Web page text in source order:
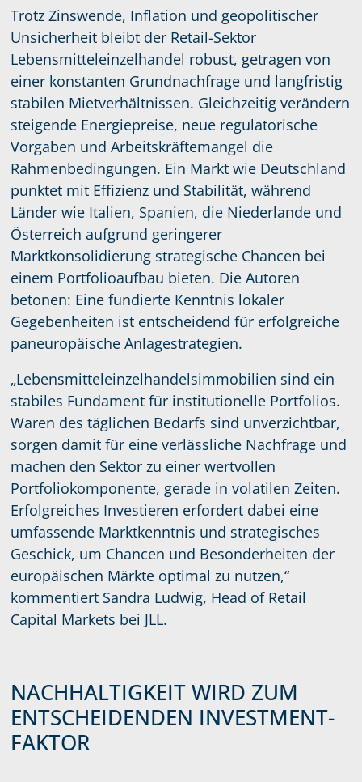
Trotz Zinswende, Inflation und geopolitischer
Unsicherheit bleibt der Retail-Sektor
Lebensmitteleinzelhandel robust, getragen von
einer konstanten Grundnachfrage und langfristig
stabilen Mietverhältnissen. Gleichzeitig verändern
steigende Energiepreise, neue regulatorische
Vorgaben und Arbeitskräftemangel die
Rahmenbedingungen. Ein Markt wie Deutschland
punktet mit Effizienz und Stabilität, während
Länder wie Italien, Spanien, die Niederlande und
Österreich aufgrund geringerer
Marktkonsolidierung strategische Chancen bei
einem Portfolioaufbau bieten. Die Autoren
betonen: Eine fundierte Kenntnis lokaler
Gegebenheiten ist entscheidend für erfolgreiche
paneuropäische Anlagestrategien.
„Lebensmitteleinzelhandelsimmobilien sind ein
stabiles Fundament für institutionelle Portfolios.
Waren des täglichen Bedarfs sind unverzichtbar,
sorgen damit für eine verlässliche Nachfrage und
machen den Sektor zu einer wertvollen
Portfoliokomponente, gerade in volatilen Zeiten.
Erfolgreiches Investieren erfordert dabei eine
umfassende Marktkenntnis und strategisches
Geschick, um Chancen und Besonderheiten der
europäischen Märkte optimal zu nutzen,“
kommentiert Sandra Ludwig, Head of Retail
Capital Markets bei JLL.
NACHHALTIGKEIT WIRD ZUM
ENTSCHEIDENDEN INVESTMENT-
FAKTOR